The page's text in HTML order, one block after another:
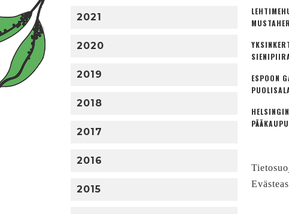
2021
2020
2019
2018
2017
2016
2015
ESPOON